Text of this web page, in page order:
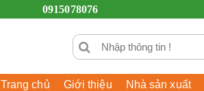
0915078076
Trang chủ Giới thiệu Nhà sản xuất